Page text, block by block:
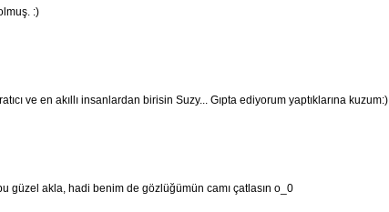
:)
ve en akıllı insanlardan birisin Suzy... Gıpta ediyorum yaptıklarına kuzum:)
güzel akla, hadi benim de gözlüğümün camı çatlasın o_0